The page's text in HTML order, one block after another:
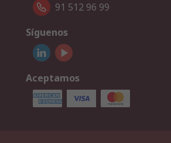
91 512 96 99
Síguenos
Aceptamos